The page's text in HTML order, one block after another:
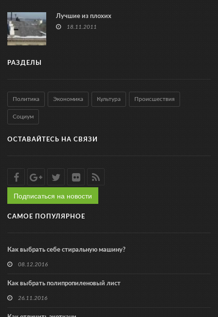
Лучшие из плохих
18.11.2011
РАЗДЕЛЫ
Политика Экономика Культура Происшествия
Социум
ОСТАВАЙТЕСЬ НА СВЯЗИ
Подписаться на новости
САМОЕ ПОПУЛЯРНОЕ
Как выбрать себе стиральную машину?
08.12.2016
Как выбрать полипропиленовый лист
26.11.2016